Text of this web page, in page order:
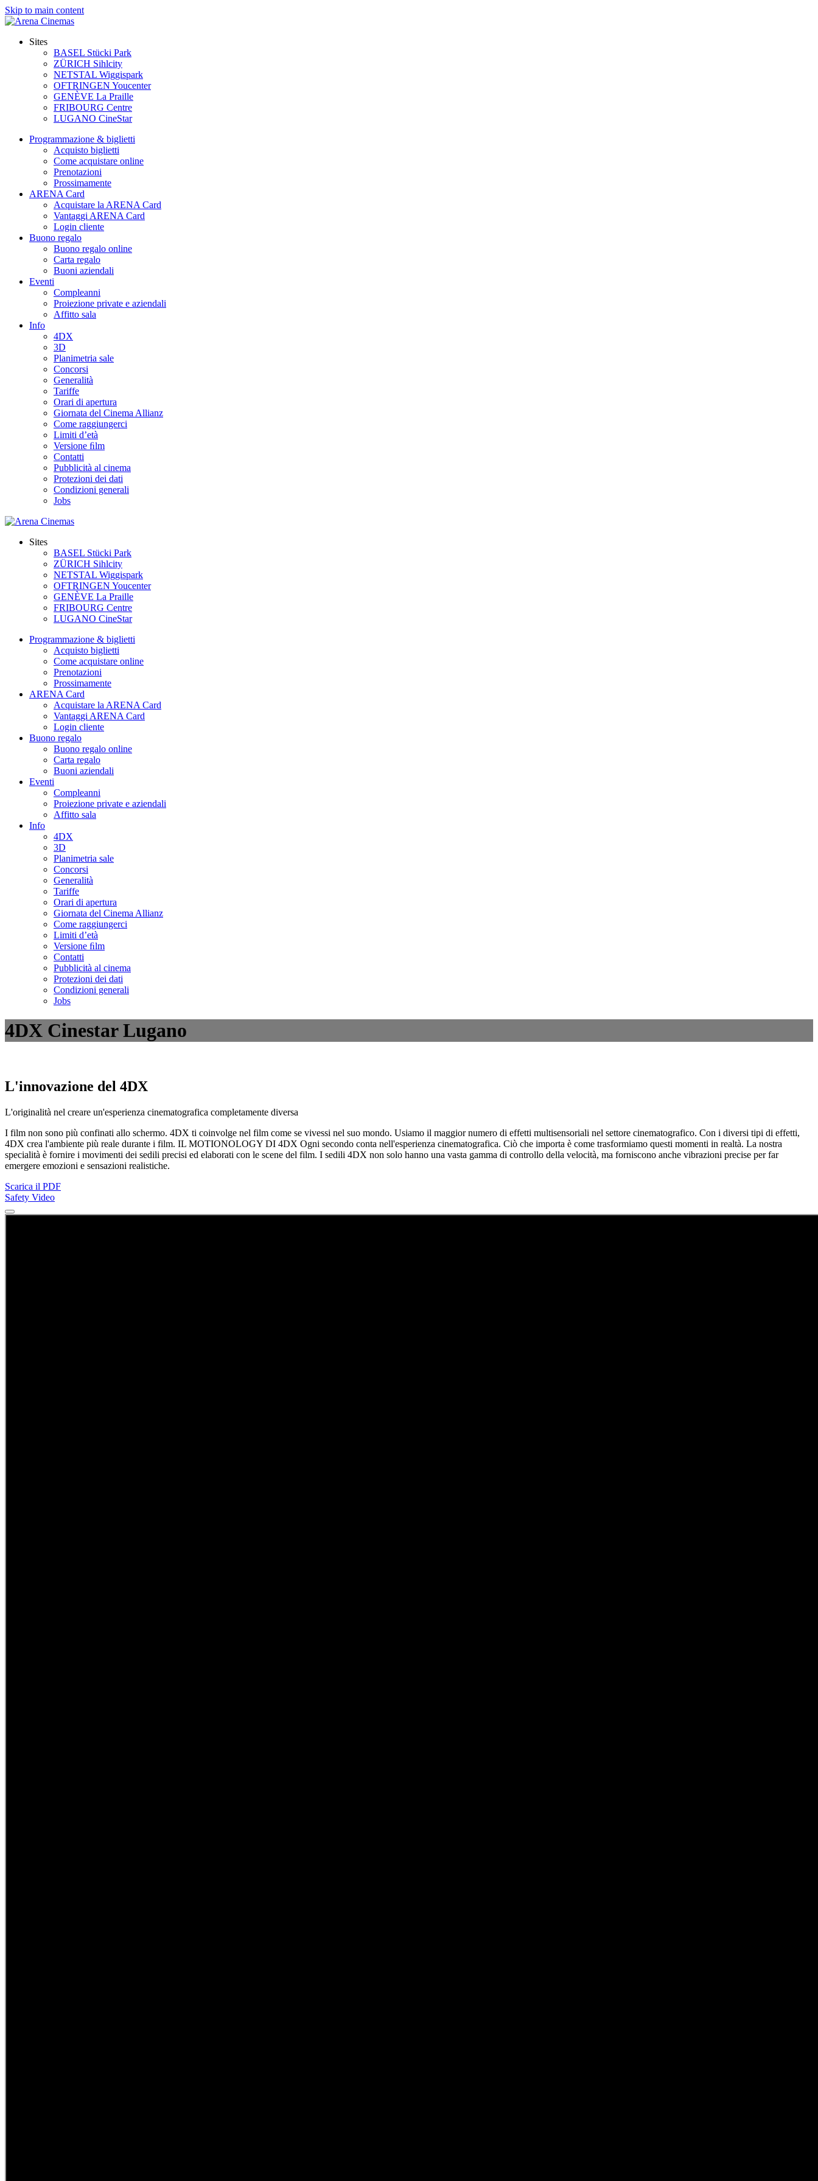
Skip to main content
Sites
BASEL Stücki Park
ZÜRICH Sihlcity
NETSTAL Wiggispark
OFTRINGEN Youcenter
GENÈVE La Praille
FRIBOURG Centre
LUGANO CineStar
Programmazione & biglietti
Acquisto biglietti
Come acquistare online
Prenotazioni
Prossimamente
ARENA Card
Acquistare la ARENA Card
Vantaggi ARENA Card
Login cliente
Buono regalo
Buono regalo online
Carta regalo
Buoni aziendali
Eventi
Compleanni
Proiezione private e aziendali
Affitto sala
Info
4DX
3D
Planimetria sale
Concorsi
Generalità
Tariffe
Orari di apertura
Giornata del Cinema Allianz
Come raggiungerci
Limiti d’età
Versione ﬁlm
Contatti
Pubblicità al cinema
Protezioni dei dati
Condizioni generali
Jobs
Sites
BASEL Stücki Park
ZÜRICH Sihlcity
NETSTAL Wiggispark
OFTRINGEN Youcenter
GENÈVE La Praille
FRIBOURG Centre
LUGANO CineStar
Programmazione & biglietti
Acquisto biglietti
Come acquistare online
Prenotazioni
Prossimamente
ARENA Card
Acquistare la ARENA Card
Vantaggi ARENA Card
Login cliente
Buono regalo
Buono regalo online
Carta regalo
Buoni aziendali
Eventi
Compleanni
Proiezione private e aziendali
Affitto sala
Info
4DX
3D
Planimetria sale
Concorsi
Generalità
Tariffe
Orari di apertura
Giornata del Cinema Allianz
Come raggiungerci
Limiti d’età
Versione ﬁlm
Contatti
Pubblicità al cinema
Protezioni dei dati
Condizioni generali
Jobs
4DX Cinestar Lugano
L'innovazione del 4DX
L'originalità nel creare un'esperienza cinematografica completamente diversa
I film non sono più confinati allo schermo. 4DX ti coinvolge nel film come se vivessi nel suo mondo. Usiamo il maggior numero di effetti multisensoriali nel settore cinematografico. Con i diversi tipi di effetti,
4DX crea l'ambiente più reale durante i film. IL MOTIONOLOGY DI 4DX Ogni secondo conta nell'esperienza cinematografica. Ciò che importa è come trasformiamo questi momenti in realtà. La nostra
specialità è fornire i movimenti dei sedili precisi ed elaborati con le scene del film. I sedili 4DX non solo hanno una vasta gamma di controllo della velocità, ma forniscono anche vibrazioni precise per far
emergere emozioni e sensazioni realistiche.
Scarica il PDF
Safety Video